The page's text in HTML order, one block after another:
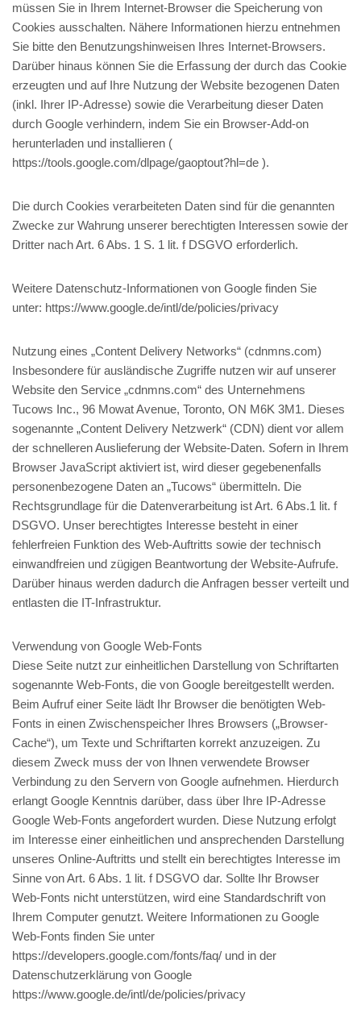
müssen Sie in Ihrem Internet-Browser die Speicherung von
Cookies ausschalten. Nähere Informationen hierzu entnehmen
Sie bitte den Benutzungshinweisen Ihres Internet-Browsers.
Darüber hinaus können Sie die Erfassung der durch das Cookie
erzeugten und auf Ihre Nutzung der Website bezogenen Daten
(inkl. Ihrer IP-Adresse) sowie die Verarbeitung dieser Daten
durch Google verhindern, indem Sie ein Browser-Add-on
herunterladen und installieren (
https://tools.google.com/dlpage/gaoptout?hl=de ).
Die durch Cookies verarbeiteten Daten sind für die genannten
Zwecke zur Wahrung unserer berechtigten Interessen sowie der
Dritter nach Art. 6 Abs. 1 S. 1 lit. f DSGVO erforderlich.
Weitere Datenschutz-Informationen von Google finden Sie
unter: https://www.google.de/intl/de/policies/privacy
Nutzung eines „Content Delivery Networks“ (cdnmns.com)
Insbesondere für ausländische Zugriffe nutzen wir auf unserer
Website den Service „cdnmns.com“ des Unternehmens
Tucows Inc., 96 Mowat Avenue, Toronto, ON M6K 3M1. Dieses
sogenannte „Content Delivery Netzwerk“ (CDN) dient vor allem
der schnelleren Auslieferung der Website-Daten. Sofern in Ihrem
Browser JavaScript aktiviert ist, wird dieser gegebenenfalls
personenbezogene Daten an „Tucows“ übermitteln. Die
Rechtsgrundlage für die Datenverarbeitung ist Art. 6 Abs.1 lit. f
DSGVO. Unser berechtigtes Interesse besteht in einer
fehlerfreien Funktion des Web-Auftritts sowie der technisch
einwandfreien und zügigen Beantwortung der Website-Aufrufe.
Darüber hinaus werden dadurch die Anfragen besser verteilt und
entlasten die IT-Infrastruktur.
Verwendung von Google Web-Fonts
Diese Seite nutzt zur einheitlichen Darstellung von Schriftarten
sogenannte Web-Fonts, die von Google bereitgestellt werden.
Beim Aufruf einer Seite lädt Ihr Browser die benötigten Web-
Fonts in einen Zwischenspeicher Ihres Browsers („Browser-
Cache“), um Texte und Schriftarten korrekt anzuzeigen. Zu
diesem Zweck muss der von Ihnen verwendete Browser
Verbindung zu den Servern von Google aufnehmen. Hierdurch
erlangt Google Kenntnis darüber, dass über Ihre IP-Adresse
Google Web-Fonts angefordert wurden. Diese Nutzung erfolgt
im Interesse einer einheitlichen und ansprechenden Darstellung
unseres Online-Auftritts und stellt ein berechtigtes Interesse im
Sinne von Art. 6 Abs. 1 lit. f DSGVO dar. Sollte Ihr Browser
Web-Fonts nicht unterstützen, wird eine Standardschrift von
Ihrem Computer genutzt. Weitere Informationen zu Google
Web-Fonts finden Sie unter
https://developers.google.com/fonts/faq/ und in der
Datenschutzerklärung von Google
https://www.google.de/intl/de/policies/privacy